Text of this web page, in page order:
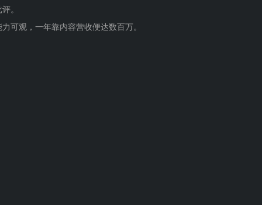
。
可观，一年靠内容营收便达数百万。